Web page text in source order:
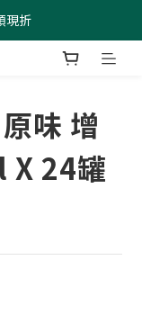
現折
味 增
X 24罐